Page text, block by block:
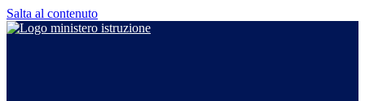
Salta al contenuto